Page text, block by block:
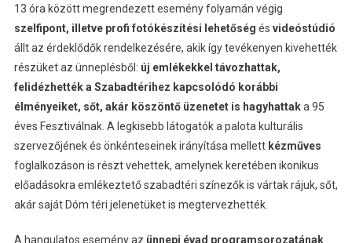
13 óra között megrendezett esemény folyamán végig
szelfipont, illetve profi fotókészítési lehetőség és videóstúdió
állt az érdeklődők rendelkezésére, akik így tevékenyen kivehették
részüket az ünneplésből: új emlékekkel távozhattak,
felidézhették a Szabadtérihez kapcsolódó korábbi
élményeiket, sőt, akár köszöntő üzenetet is hagyhattaka 95
éves Fesztiválnak. A legkisebb látogatók a palota kulturális
szervezőjének és önkénteseinek irányítása mellett kézműves
foglalkozáson is részt vehettek, amelynek keretében ikonikus
előadásokra emlékeztető szabadtéri színezők is vártak rájuk, sőt,
akár saját Dóm téri jelenetüket is megtervezhették.
A hangulatos esemény az ünnepi évad programsorozatának